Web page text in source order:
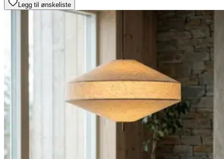
Legg til ønskeliste